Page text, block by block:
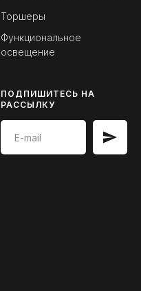
Торшеры
Функциональное
освещение
ПОДПИШИТЕСЬ НА
РАССЫЛКУ